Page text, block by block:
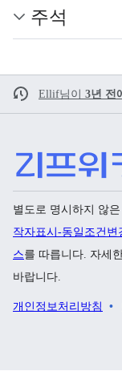
주석
Ellif님이 3년 전
별도로 명시하지 않
작자표시-동일조건변
스를 따릅니다. 자세
바랍니다.
개인정보처리방침